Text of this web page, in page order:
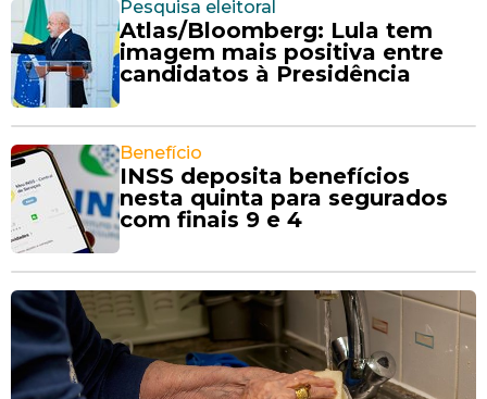
Pesquisa eleitoral
Atlas/Bloomberg: Lula tem
imagem mais positiva entre
candidatos à Presidência
Benefício
INSS deposita benefícios
nesta quinta para segurados
com finais 9 e 4